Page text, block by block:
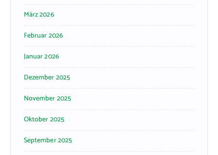
März 2026
Februar 2026
Januar 2026
Dezember 2025
November 2025
Oktober 2025
September 2025